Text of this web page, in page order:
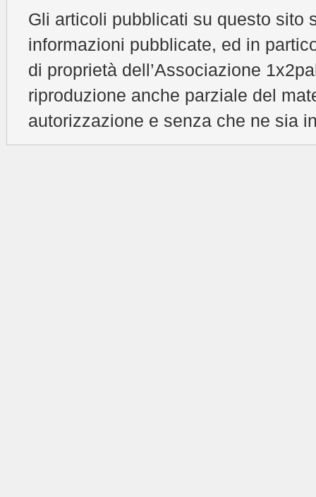
Gli articoli pubblicati su questo sito
informazioni pubblicate, ed in
di proprietà dell’Associazione
riproduzione anche parziale del
autorizzazione e senza che ne sia